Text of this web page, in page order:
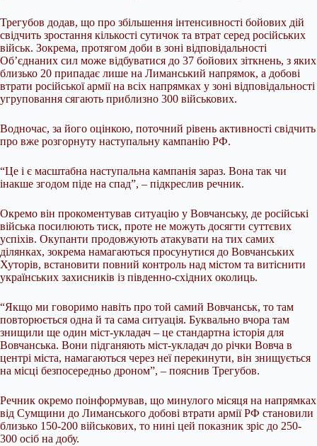
Трегубов додав, що про збільшення інтенсивності бойових дій
свідчить зростання кількості сутичок та втрат серед російських
військ. Зокрема, протягом доби в зоні відповідальності
Об’єднаних сил може відбуватися до 37 бойових зіткнень, з яких
близько 20 припадає лише на Лиманський напрямок, а добові
втрати російської армії на всіх напрямках у зоні відповідальності
угруповання сягають приблизно 300 військових.
Водночас, за його оцінкою, поточний рівень активності свідчить
про вже розгорнуту наступальну кампанію РФ.
“Це і є масштабна наступальна кампанія зараз. Вона так чи
інакше згодом піде на спад”, – підкреслив речник.
Окремо він прокоментував ситуацію у Вовчанську, де російські
війська посилюють тиск, проте не можуть досягти суттєвих
успіхів. Окупанти продовжують атакувати на тих самих
ділянках, зокрема намагаються просунутися до Вовчанських
Хуторів, встановити повний контроль над містом та витіснити
українських захисників із південно-східних околиць.
“Якщо ми говоримо навіть про той самий Вовчанськ, то там
повторюється одна й та сама ситуація. Буквально вчора там
знищили ще один міст-укладач – це стандартна історія для
Вовчанська. Вони підганяють міст-укладач до річки Вовча в
центрі міста, намагаються через неї перекинути, він знищується
на місці безпосередньо дроном”, – пояснив Трегубов.
Речник окремо поінформував, що минулого місяця на напрямках
від Сумщини до Лиманського добові втрати армії РФ становили
близько 150-200 військових, то нині цей показник зріс до 250-
300 осіб на добу.